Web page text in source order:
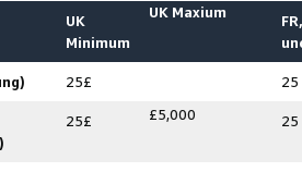
UK
Minimum
UK Maxium
25£ 25
25£ £5,000 25